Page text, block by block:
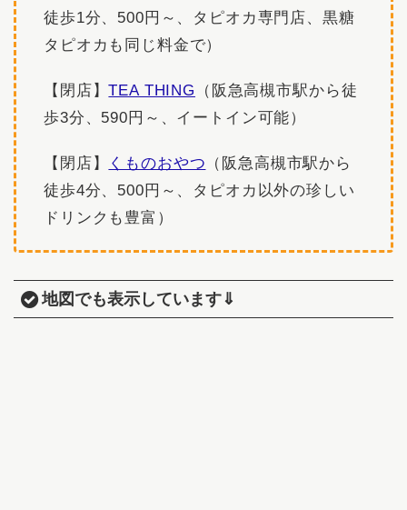
徒歩1分、500円～、タピオカ専門店、黒糖
タピオカも同じ料金で）
【閉店】TEA THING
（阪急高槻市駅から徒
歩3分、590円～、イートイン可能）
【閉店】 くものおやつ （阪急高槻市駅から
徒歩4分、500円～、タピオカ以外の珍しい
ドリンクも豊富）
地図でも表示しています⇓